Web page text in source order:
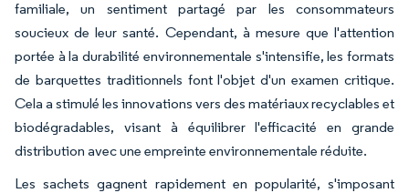
familiale, un sentiment partagé par les consommateurs
soucieux de leur santé. Cependant, à mesure que l'attention
portée à la durabilité environnementale s'intensifie, les formats
de barquettes traditionnels font l'objet d'un examen critique.
Cela a stimulé les innovations vers des matériaux recyclables et
biodégradables, visant à équilibrer l'efficacité en grande
distribution avec une empreinte environnementale réduite.
Les sachets gagnent rapidement en popularité, s'imposant